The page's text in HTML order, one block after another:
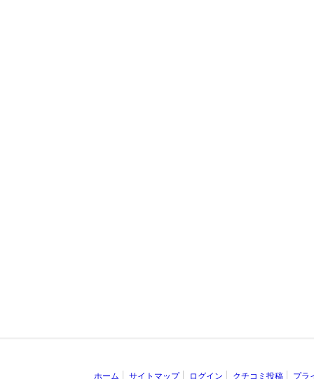
ホーム サイトマップ ログイン クチコミ投稿 プラ